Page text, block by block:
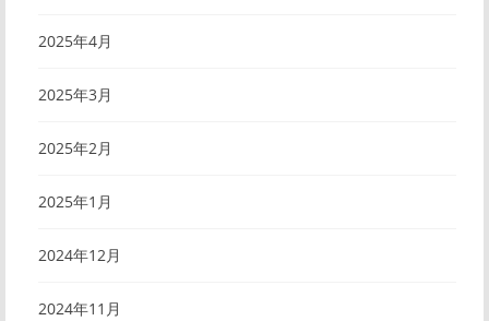
2025年4月
2025年3月
2025年2月
2025年1月
2024年12月
2024年11月